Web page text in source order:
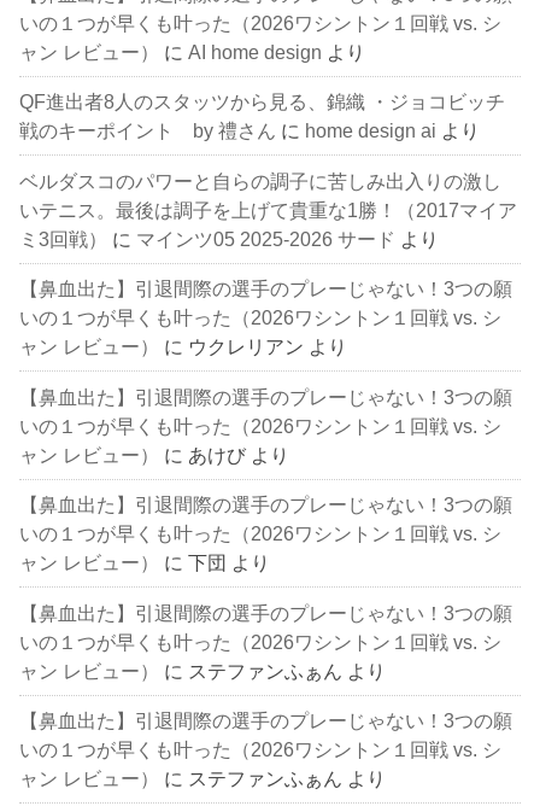
いの１つが早くも叶った（2026ワシントン１回戦 vs. シ
ャン レビュー）
にAI home design より
QF進出者8人のスタッツから見る、錦織 ・ジョコビッチ
戦のキーポイント by 禮さん に home design ai より
ベルダスコのパワーと自らの調子に苦しみ出入りの激し
いテニス。最後は調子を上げて貴重な1勝！（2017マイア
ミ3回戦）
に マインツ05 2025-2026 サード より
【鼻血出た】引退間際の選手のプレーじゃない！3つの願
いの１つが早くも叶った（2026ワシントン１回戦 vs. シ
ャン レビュー）
に ウクレリアン より
【鼻血出た】引退間際の選手のプレーじゃない！3つの願
いの１つが早くも叶った（2026ワシントン１回戦 vs. シ
ャン レビュー）
に あけび より
【鼻血出た】引退間際の選手のプレーじゃない！3つの願
いの１つが早くも叶った（2026ワシントン１回戦 vs. シ
ャン レビュー）
に下団 より
【鼻血出た】引退間際の選手のプレーじゃない！3つの願
いの１つが早くも叶った（2026ワシントン１回戦 vs. シ
ャン レビュー）
に ステファンふぁん より
【鼻血出た】引退間際の選手のプレーじゃない！3つの願
いの１つが早くも叶った（2026ワシントン１回戦 vs. シ
ャン レビュー）
に ステファンふぁん より